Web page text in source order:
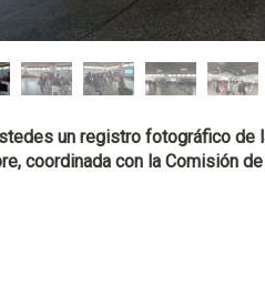
un registro fotográfico de
coordinada con la Comisión